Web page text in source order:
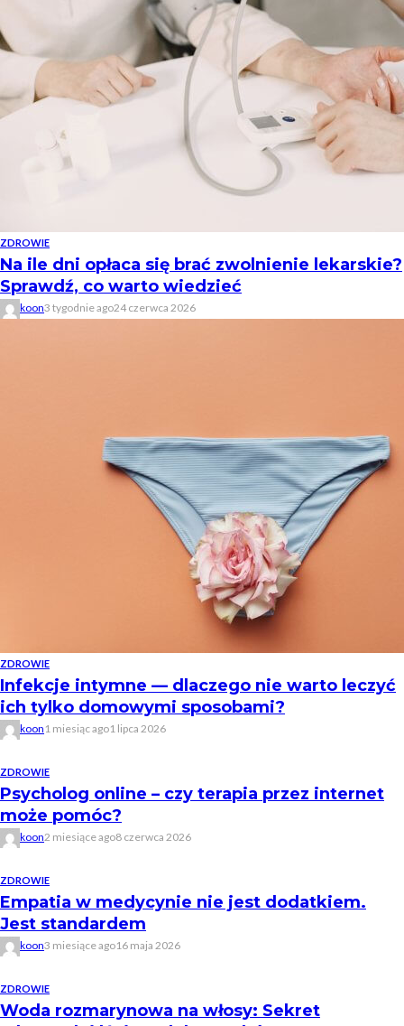
ZDROWIE
Na ile dni opłaca się brać zwolnienie lekarskie?
Sprawdź, co warto wiedzieć
koon3 tygodnie ago24 czerwca 2026
ZDROWIE
Infekcje intymne — dlaczego nie warto leczyć
ich tylko domowymi sposobami?
koon 1 miesiąc ago1 lipca 2026
ZDROWIE
Psycholog online – czy terapia przez internet
może pomóc?
koon2 miesiące ago8 czerwca 2026
ZDROWIE
Empatia w medycynie nie jest dodatkiem.
Jest standardem
koon3 miesiące ago16 maja 2026
ZDROWIE
Woda rozmarynowa na włosy: Sekret